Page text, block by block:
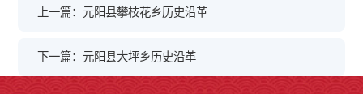
上一篇：元阳县攀枝花乡历史沿革
下一篇：元阳县大坪乡历史沿革